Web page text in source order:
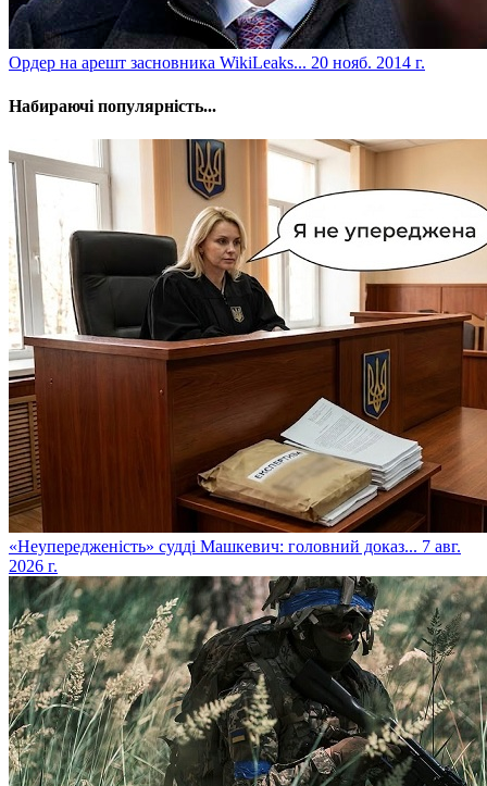
Ордер на арешт засновника WikiLeaks... 20 нояб. 2014 г.
Набираючі популярність...
​«Неупередженість» судді Машкевич: головний доказ... 7 авг.
2026 г.